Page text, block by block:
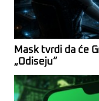
Mask tvrdi da će
„Odiseju“